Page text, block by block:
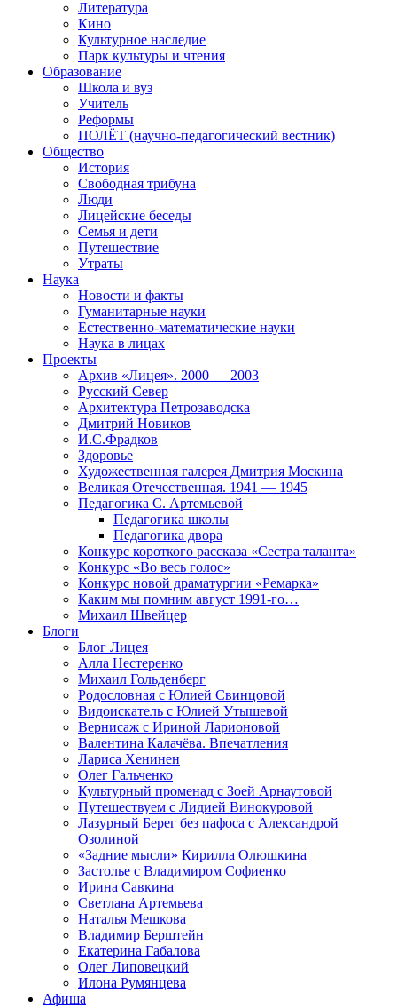
Литература
Кино
Культурное наследие
Парк культуры и чтения
Образование
Школа и вуз
Учитель
Реформы
ПОЛЁТ (научно-педагогический вестник)
Общество
История
Свободная трибуна
Люди
Лицейские беседы
Семья и дети
Путешествие
Утраты
Наука
Новости и факты
Гуманитарные науки
Естественно-математические науки
Наука в лицах
Проекты
Архив «Лицея». 2000 — 2003
Русский Север
Архитектура Петрозаводска
Дмитрий Новиков
И.С.Фрадков
Здоровье
Художественная галерея Дмитрия Москина
Великая Отечественная. 1941 — 1945
Педагогика С. Артемьевой
Педагогика школы
Педагогика двора
Конкурс короткого рассказа «Сестра таланта»
Конкурс «Во весь голос»
Конкурс новой драматургии «Ремарка»
Каким мы помним август 1991-го…
Михаил Швейцер
Блоги
Блог Лицея
Алла Нестеренко
Михаил Гольденберг
Родословная с Юлией Свинцовой
Видоискатель с Юлией Утышевой
Вернисаж с Ириной Ларионовой
Валентина Калачёва. Впечатления
Лариса Хенинен
Олег Гальченко
Культурный променад с Зоей Арнаутовой
Путешествуем с Лидией Винокуровой
Лазурный Берег без пафоса с Александрой
Озолиной
«Задние мысли» Кирилла Олюшкина
Застолье с Владимиром Софиенко
Ирина Савкина
Светлана Артемьева
Наталья Мешкова
Владимир Берштейн
Екатерина Габалова
Олег Липовецкий
Илона Румянцева
Афиша